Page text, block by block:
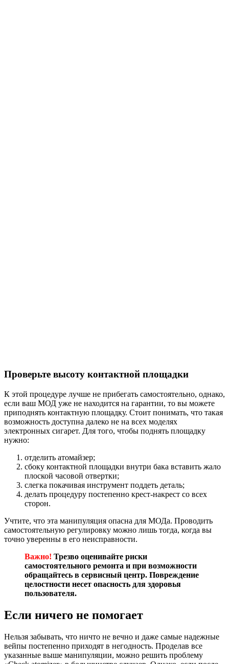
Проверьте высоту контактной площадки
К этой процедуре лучше не прибегать самостоятельно, однако,
если ваш МОД уже не находится на гарантии, то вы можете
приподнять контактную площадку. Стоит понимать, что такая
возможность доступна далеко не на всех моделях
электронных сигарет. Для того, чтобы поднять площадку
нужно:
отделить атомайзер;
сбоку контактной площадки внутри бака вставить жало
плоской часовой отвертки;
слегка покачивая инструмент поддеть деталь;
делать процедуру постепенно крест-накрест со всех
сторон.
Учтите, что эта манипуляция опасна для МОДа. Проводить
самостоятельную регулировку можно лишь тогда, когда вы
точно уверенны в его неисправности.
Важно! Трезво оценивайте риски
самостоятельного ремонта и при возможности
обращайтесь в сервисный центр. Повреждение
целостности несет опасность для здоровья
пользователя.
Если ничего не помогает
Нельзя забывать, что ничто не вечно и даже самые надежные
вейпы постепенно приходят в негодность. Проделав все
указанные выше манипуляции, можно решить проблему